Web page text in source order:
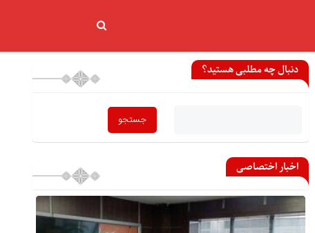
دنبال چه مطلبی هستید؟
اخبار اختصاصی